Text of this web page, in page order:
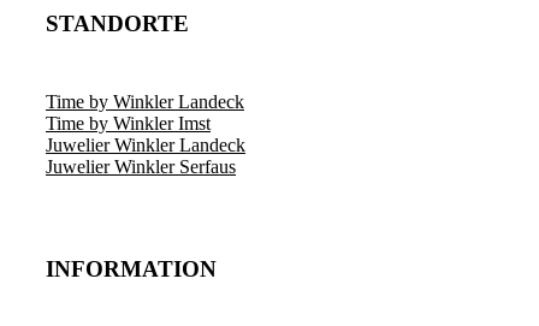
STANDORTE
Time by Winkler Landeck
Time by Winkler Imst
Juwelier Winkler Landeck
Juwelier Winkler Serfaus
INFORMATION